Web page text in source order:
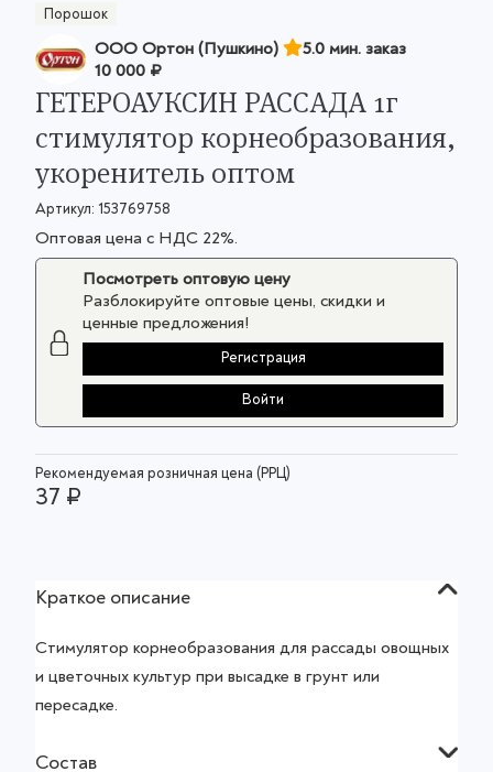
Порошок
ООО Ортон (Пушкино)
5.0 мин. заказ
10 000 ₽
ГЕТЕРОАУКСИН РАССАДА 1г
стимулятор корнеобразования,
укоренитель оптом
Артикул: 153769758
Оптовая цена с НДС 22%.
Посмотреть оптовую цену
Разблокируйте оптовые цены, скидки и
ценные предложения!
Регистрация
Войти
Рекомендуемая розничная цена (РРЦ)
37 ₽
Краткое описание
Стимулятор корнеобразования для рассады овощных
и цветочных культур при высадке в грунт или
пересадке.
Состав